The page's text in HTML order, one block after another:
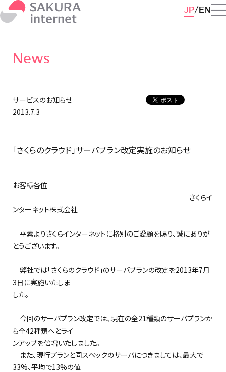
JP EN
News
サービスのお知らせ
2013.7.3
「さくらのクラウド」サーバプラン改定実施のお知らせ
お客様各位
さくらイ
ンターネット株式会社
平素よりさくらインターネットに格別のご愛顧を賜り、誠にありが
とうございます。
弊社では「さくらのクラウド」のサーバプランの改定を2013年7月
3日に実施いたしま
した。
今回のサーバプラン改定では、現在の全21種類のサーバプランか
ら全42種類へとライ
ンアップを倍増いたしました。
また、現行プランと同スペックのサーバにつきましては、最大で
33%、平均で13%の値